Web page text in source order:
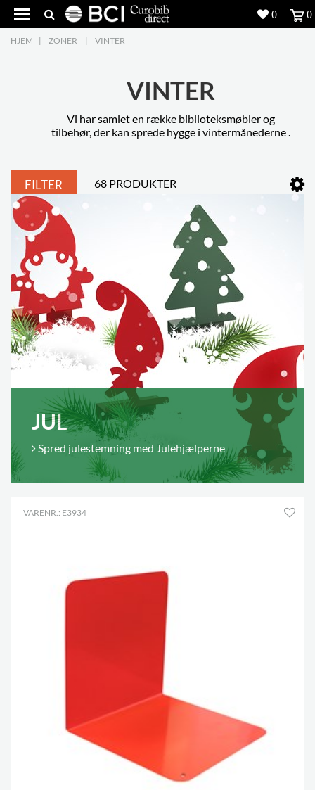
Produkter
Om os
5
Kontakt os
HJEM | ZONER | VINTER
VINTER
Vi har samlet en række biblioteksmøbler og
tilbehør, der kan sprede hygge i vintermånederne .
FILTER 68 PRODUKTER
JUL
Spred julestemning med Julehjælperne
VARENR.: E3934
0 0